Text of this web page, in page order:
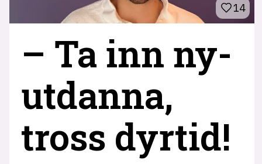
14
– Ta inn ny­
utdanna,
tross dyrtid!